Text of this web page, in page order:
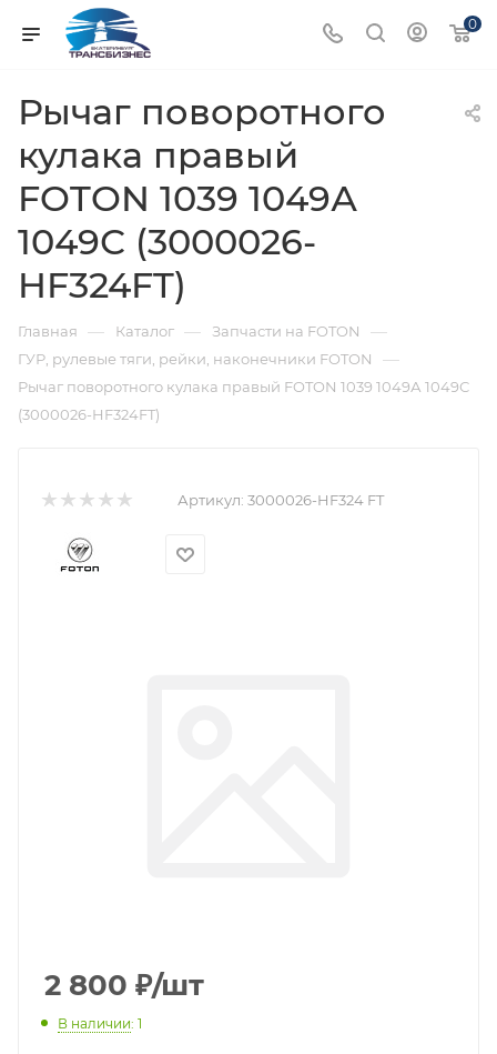
0
Рычаг поворотного
кулака правый
FOTON 1039 1049А
1049С (3000026-
HF324FT)
Главная — Каталог — Запчасти на FOTON —
ГУР, рулевые тяги, рейки, наконечники FOTON —
Рычаг поворотного кулака правый FOTON 1039 1049А 1049С
(3000026-HF324FT)
Артикул: 3000026-HF324 FT
2 800 ₽/шт
В наличии: 1